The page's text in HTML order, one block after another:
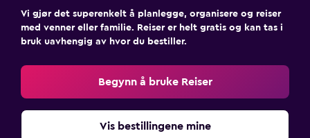
Vi gjør det superenkelt å planlegge, organisere og reiser
med venner eller familie. Reiser er helt gratis og kan tas i
bruk uavhengig av hvor du bestiller.
Begynn å bruke Reiser
Vis bestillingene mine